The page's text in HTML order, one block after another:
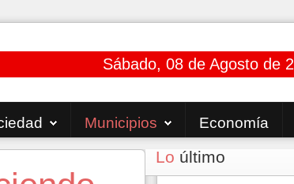
Sábado, 08 de Agosto de
Municipios Economía
Lo último